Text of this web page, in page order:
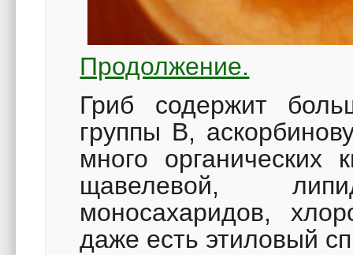
Продолжение.
Гриб содержит
группы В,
много
щавелевой,
моносахаридов,
даже есть этиловый